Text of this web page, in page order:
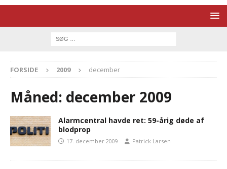
FORSIDE 2009 december
Måned: december 2009
Alarmcentral havde ret: 59-årig døde af
blodprop
17. december 2009 Patrick Larsen